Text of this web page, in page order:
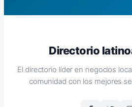
Directorio
El directorio líder en negocios
comunidad con los mejores